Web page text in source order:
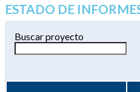
ESTADO DE
Buscar proyecto